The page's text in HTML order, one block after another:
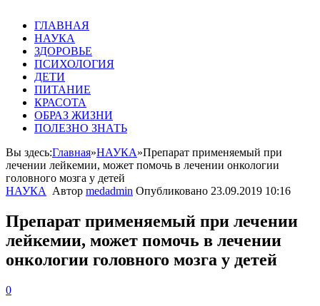
ГЛАВНАЯ
НАУКА
ЗДОРОВЬЕ
ПСИХОЛОГИЯ
ДЕТИ
ПИТАНИЕ
КРАСОТА
ОБРАЗ ЖИЗНИ
ПОЛЕЗНО ЗНАТЬ
Вы здесь:Главная»НАУКА»Препарат применяемый при
лечении лейкемии, может помочь в лечении онкологии
головного мозга у детей
НАУКА
Автор medadmin Опубликовано 23.09.2019 10:16
Препарат применяемый при лечении
лейкемии, может помочь в лечении
онкологии головного мозга у детей
0